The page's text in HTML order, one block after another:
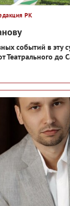
РК
событий в эту
Театрального до